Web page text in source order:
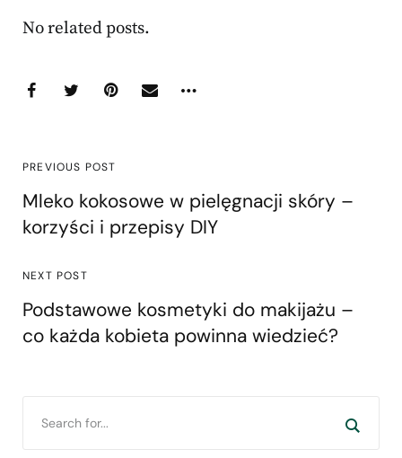
No related posts.
PREVIOUS POST
Mleko kokosowe w pielęgnacji skóry –
korzyści i przepisy DIY
NEXT POST
Podstawowe kosmetyki do makijażu –
co każda kobieta powinna wiedzieć?